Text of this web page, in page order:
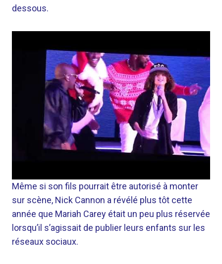
dessous.
Même si son fils pourrait être autorisé à monter
sur scène, Nick Cannon a révélé plus tôt cette
année que Mariah Carey était un peu plus réservée
lorsqu’il s’agissait de publier leurs enfants sur les
réseaux sociaux.